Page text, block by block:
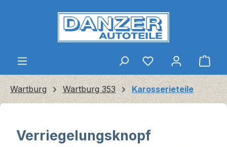
Zum Hauptinhalt springen
Wartburg Wartburg 353 Karosserieteile
Verriegelungsknopf